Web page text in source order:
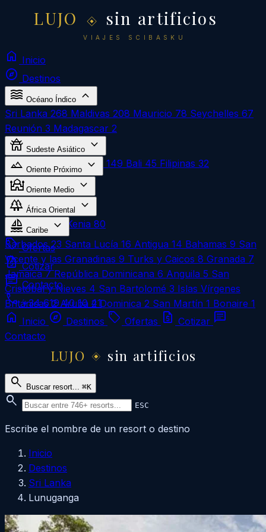
LUJO sin artificios
VIAJES SCIBASKU
home Inicio
explore Destinos
waves Océano Índico expand_more
Sri Lanka 268 Maldivas 208 Mauricio 78 Seychelles 67
Reunión 3 Madagascar 2
temple_buddhist Sudeste Asiático expand_more
Vietnam 270 Tailandia 149 Bali 45 Filipinas 32
landscape Oriente Próximo expand_more
Egipto
mosque Oriente Medio expand_more
Omán 1
forest África Oriental expand_more
Zanzíbar 183 Kenia 80
sailing Caribe expand_more
Barbados 23 Santa Lucía 16 Antigua 14 Bahamas 9 San
Vicente y las Granadinas 9 Turks y Caicos 8 Granada 7
Jamaica 7 República Dominicana 6 Anguila 5 San
Cristóbal y Nieves 4 San Bartolomé 3 Islas Vírgenes
Británicas 2 Aruba 2 Dominica 2 San Martín 1 Bonaire 1
local_offer Ofertas
request_quote Cotizar
chat Contacto
call +34 619 40 10 41
home Inicio explore Destinos local_offer Ofertas request_quote Cotizar chat
Contacto
LUJO sin artificios
search Buscar resort... ⌘K
search ESC
Escribe el nombre de un resort o destino
Inicio
Destinos
Sri Lanka
Lunuganga